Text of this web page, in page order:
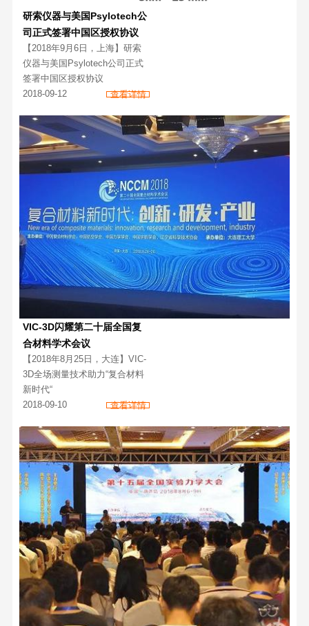
研索仪器与美国Psylotech公
司正式签署中国区授权协议
【2018年9月6日，上海】研索
仪器与美国Psylotech公司正式
签署中国区授权协议
2018-09-12
查看详情
VIC-3D闪耀第二十届全国复
合材料学术会议
【2018年8月25日，大连】VIC-
3D全场测量技术助力“复合材料
新时代“
2018-09-10
查看详情